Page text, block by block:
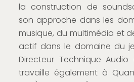
la construction de
son approche dans les
musique, du multimédia et
actif dans le domaine du
Directeur Technique
travaille également à